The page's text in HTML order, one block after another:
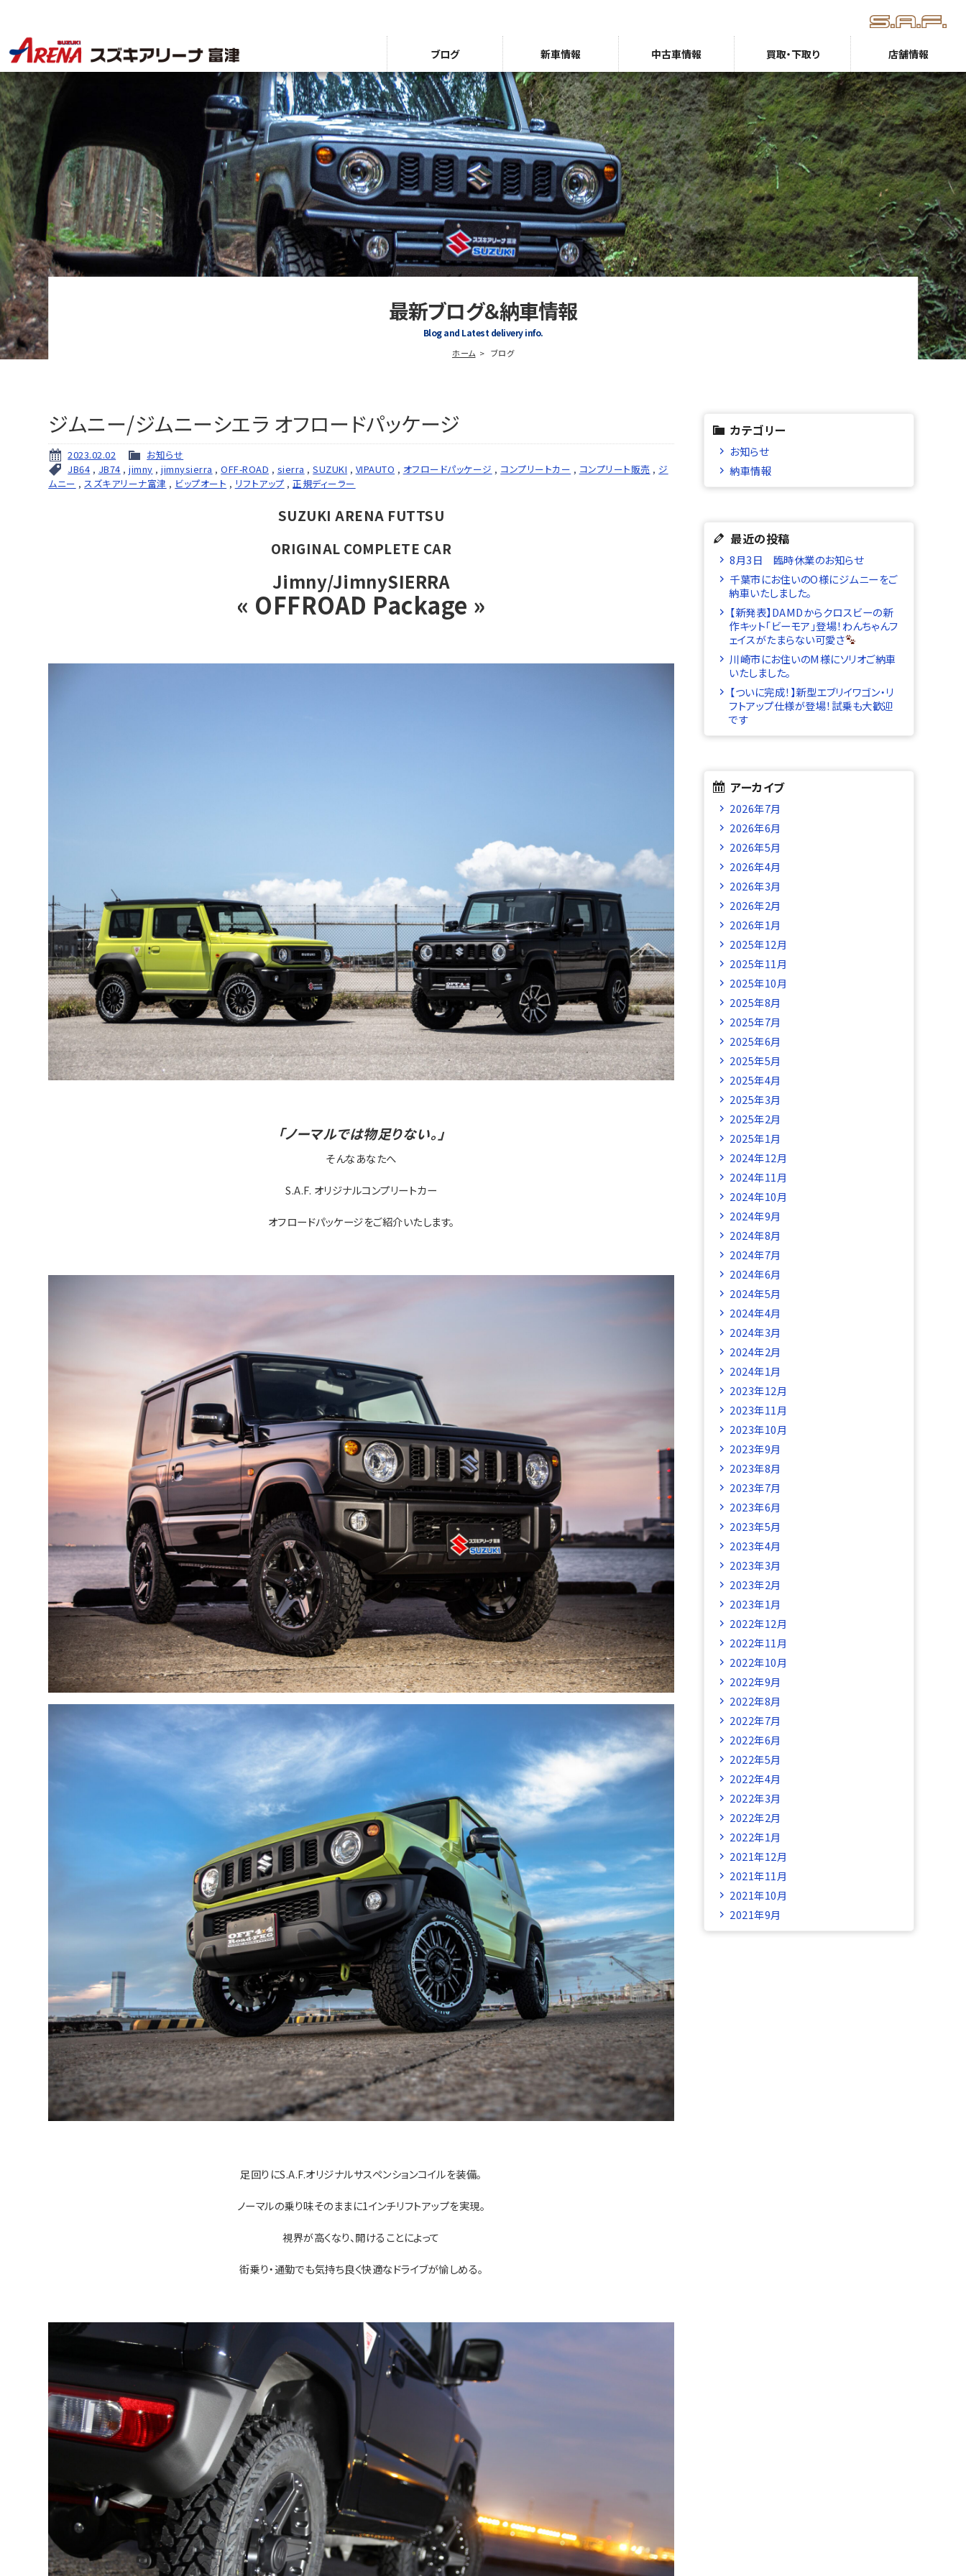
ブログ 新車情報 中古車情報 買取・下取り 店舗情報
最新ブログ＆納車情報
Blog and Latest delivery info.
ホーム ブログ
ジムニー/ジムニーシエラ オフロードパッケージ
2023.02.02
お知らせ
JB64 , JB74 ,jimny ,jimnysierra ,OFF-ROAD , sierra ,SUZUKI , VIPAUTO , オフロードパッケージ , コンプリートカー , コンプリート販売 , ジ
ムニー , スズキアリーナ富津 , ビップオート , リフトアップ ,正規ディーラー
SUZUKI ARENA FUTTSU
ORIGINAL COMPLETE CAR
Jimny/JimnySIERRA
« OFFROAD Package »
「ノーマルでは物足りない。」
そんなあなたへ
S.A.F. オリジナルコンプリートカー
オフロードパッケージをご紹介いたします。
足回りにS.A.F.オリジナルサスペンションコイルを装備。
ノーマルの乗り味そのままに1インチリフトアップを実現。
視界が高くなり、開けることによって
街乗り・通勤でも気持ち良く快適なドライブが愉しめる。
カテゴリー
お知らせ
納車情報
最近の投稿
8月3日 臨時休業のお知らせ
千葉市にお住いのO様にジムニーをご
納車いたしました。
【新発表】DAMDからクロスビーの新
作キット「ビーモア」登場！わんちゃんフ
ェイスがたまらない可愛さ
川崎市にお住いのM様にソリオご納車
いたしました。
【ついに完成！】新型エブリイワゴン・リ
フトアップ仕様が登場！試乗も大歓迎
です
アーカイブ
2026年7月
2026年6月
2026年5月
2026年4月
2026年3月
2026年2月
2026年1月
2025年12月
2025年11月
2025年10月
2025年8月
2025年7月
2025年6月
2025年5月
2025年4月
2025年3月
2025年2月
2025年1月
2024年12月
2024年11月
2024年10月
2024年9月
2024年8月
2024年7月
2024年6月
2024年5月
2024年4月
2024年3月
2024年2月
2024年1月
2023年12月
2023年11月
2023年10月
2023年9月
2023年8月
2023年7月
2023年6月
2023年5月
2023年4月
2023年3月
2023年2月
2023年1月
2022年12月
2022年11月
2022年10月
2022年9月
2022年8月
2022年7月
2022年6月
2022年5月
2022年4月
2022年3月
2022年2月
2022年1月
2021年12月
2021年11月
2021年10月
2021年9月